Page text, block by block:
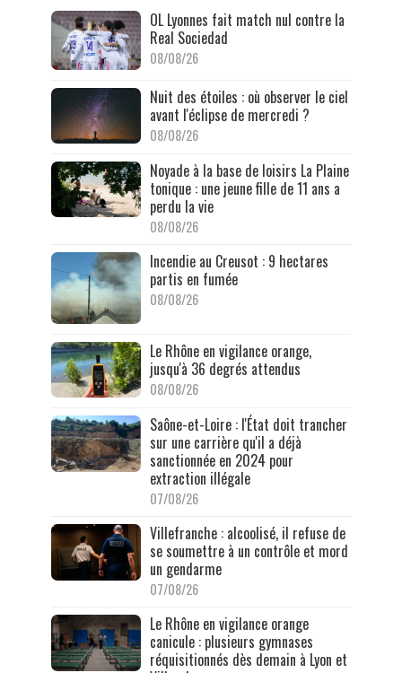
OL Lyonnes fait match nul contre la
Real Sociedad
08/08/26
Nuit des étoiles : où observer le ciel
avant l'éclipse de mercredi ?
08/08/26
Noyade à la base de loisirs La Plaine
tonique : une jeune fille de 11 ans a
perdu la vie
08/08/26
Incendie au Creusot : 9 hectares
partis en fumée
08/08/26
Le Rhône en vigilance orange,
jusqu'à 36 degrés attendus
08/08/26
Saône-et-Loire : l'État doit trancher
sur une carrière qu'il a déjà
sanctionnée en 2024 pour
extraction illégale
07/08/26
Villefranche : alcoolisé, il refuse de
se soumettre à un contrôle et mord
un gendarme
07/08/26
Le Rhône en vigilance orange
canicule : plusieurs gymnases
réquisitionnés dès demain à Lyon et